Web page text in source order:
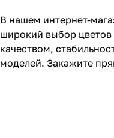
В нашем интернет-
широкий выбор цветов
качеством,
моделей. Закажите